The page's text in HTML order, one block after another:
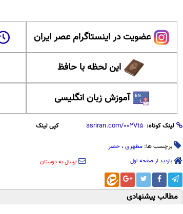
عضویت در اینستاگرام عصر ایران
این لحظه با حافظ
آموزش زبان انگلیسی
لینک کوتاه: کپی لینک
برچسب ها: مطهری ، حصر
بازدید از صفحه اول ارسال به دوستان
مطالب پیشنهادی